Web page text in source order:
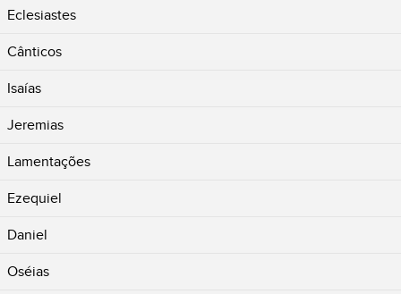
Eclesiastes
Cânticos
Isaías
Jeremias
Lamentações
Ezequiel
Daniel
Oséias